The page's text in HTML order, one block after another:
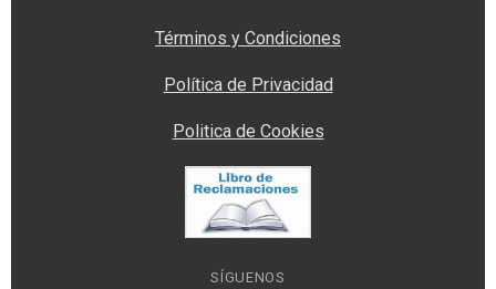
Términos y Condiciones
Política de Privacidad
Politica de Cookies
SÍGUENOS